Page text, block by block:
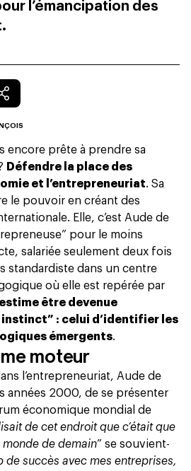
l’émancipation des
encore prête à prendre sa
Défendre la place des
et l’entrepreneuriat. Sa
le pouvoir en créant des
Elle, c’est Aude de
pour le moins
salariée seulement deux fois
standardiste dans un centre
où elle est repérée par
être devenue
: celui d’identifier les
émergents.
moteur
l’entrepreneuriat, Aude de
années 2000, de se présenter
économique mondial de
de cet endroit que c’était que
monde de demain” se souvient-
de succès avec mes entreprises,